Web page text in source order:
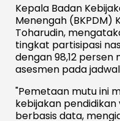
Kepala Badan
Menengah (BKPDM)
Toharudin,
tingkat partisipasi
dengan 98,12
asesmen pada
"Pemetaan mutu ini
kebijakan
berbasis data,